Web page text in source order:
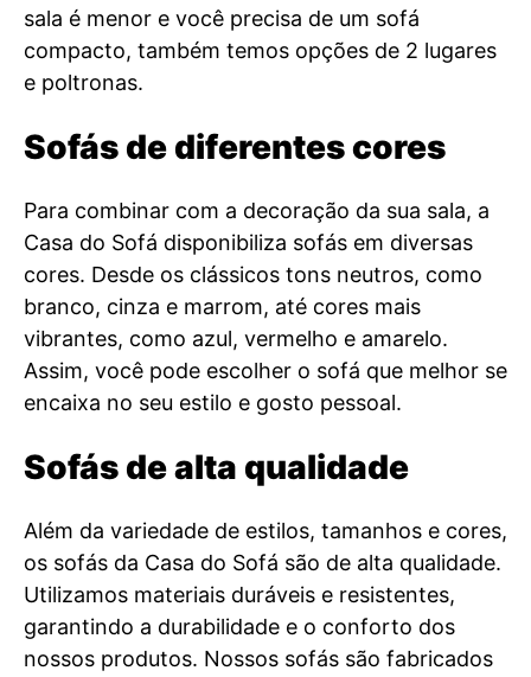
sala é menor e você precisa de um sofá
compacto, também temos opções de 2 lugares
e poltronas.
Sofás de diferentes cores
Para combinar com a decoração da sua sala, a
Casa do Sofá disponibiliza sofás em diversas
cores. Desde os clássicos tons neutros, como
branco, cinza e marrom, até cores mais
vibrantes, como azul, vermelho e amarelo.
Assim, você pode escolher o sofá que melhor se
encaixa no seu estilo e gosto pessoal.
Sofás de alta qualidade
Além da variedade de estilos, tamanhos e cores,
os sofás da Casa do Sofá são de alta qualidade.
Utilizamos materiais duráveis e resistentes,
garantindo a durabilidade e o conforto dos
nossos produtos. Nossos sofás são fabricados